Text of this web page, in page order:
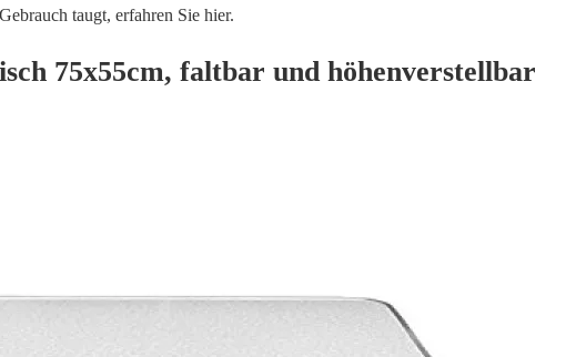
taugt, erfahren Sie hier.
75x55cm, faltbar und höhenverstellbar